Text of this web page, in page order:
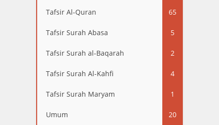
Tafsir Al-Quran 65
Tafsir Surah Abasa 5
Tafsir Surah al-Baqarah 2
Tafsir Surah Al-Kahfi 4
Tafsir Surah Maryam 1
Umum 20